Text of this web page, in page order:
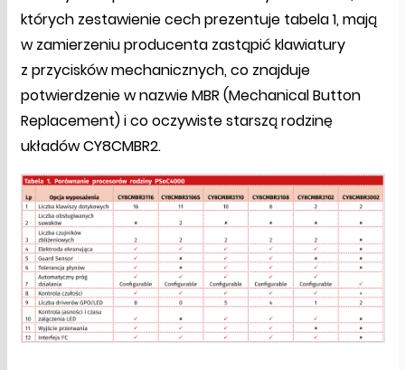
których zestawienie cech prezentuje tabela 1, mają
w zamierzeniu producenta zastąpić klawiatury
z przycisków mechanicznych, co znajduje
potwierdzenie w nazwie MBR (Mechanical Button
Replacement) i co oczywiste starszą rodzinę
układów CY8CMBR2.